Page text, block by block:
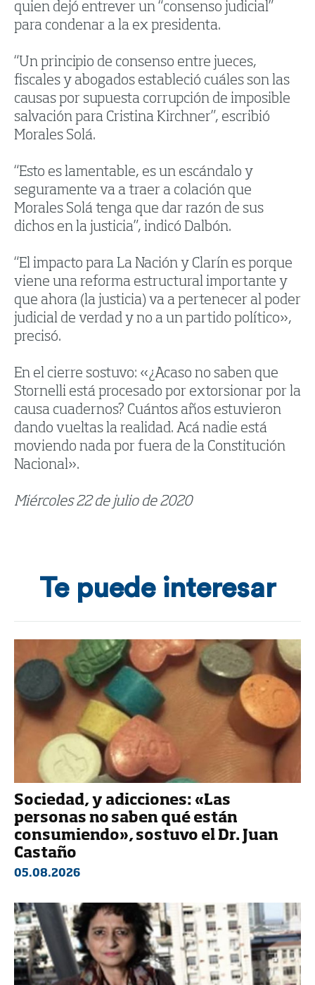
quien dejó entrever un “consenso judicial”
para condenar a la ex presidenta.
“Un principio de consenso entre jueces,
fiscales y abogados estableció cuáles son las
causas por supuesta corrupción de imposible
salvación para Cristina Kirchner”, escribió
Morales Solá.
“Esto es lamentable, es un escándalo y
seguramente va a traer a colación que
Morales Solá tenga que dar razón de sus
dichos en la justicia”, indicó Dalbón.
“El impacto para La Nación y Clarín es porque
viene una reforma estructural importante y
que ahora (la justicia) va a pertenecer al poder
judicial de verdad y no a un partido político»,
precisó.
En el cierre sostuvo: «¿Acaso no saben que
Stornelli está procesado por extorsionar por la
causa cuadernos? Cuántos años estuvieron
dando vueltas la realidad. Acá nadie está
moviendo nada por fuera de la Constitución
Nacional».
Miércoles 22 de julio de 2020
Te puede interesar
Sociedad, y adicciones: «Las
personas no saben qué están
consumiendo», sostuvo el Dr. Juan
Castaño
05.08.2026